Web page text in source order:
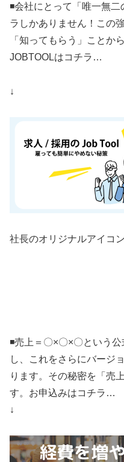
◾️会社にとって「唯一無
ラしかありません！この
「知ってもらう」ことか
JOBTOOLはコチラ…
↓
社長のオリジナルアイコ
◾️売上＝〇×〇×〇という
し、これをさらにバージ
ります。その秘密を「売
す。お申込みはコチラ…
↓